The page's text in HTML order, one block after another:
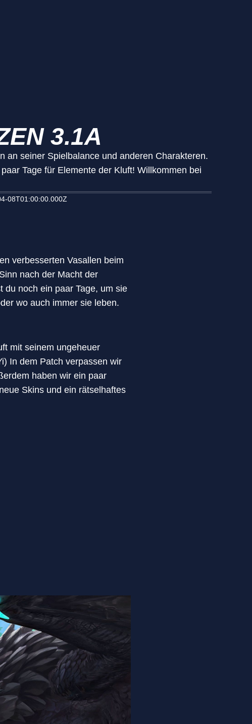
3.1A
an seiner Spielbalance und anderen Charakteren.
Tage für Elemente der Kluft! Willkommen bei
08T01:00:00.000Z
verbesserten Vasallen beim
nach der Macht der
du noch ein paar Tage, um sie
wo auch immer sie leben.
mit seinem ungeheuer
In dem Patch verpassen wir
haben wir ein paar
Skins und ein rätselhaftes